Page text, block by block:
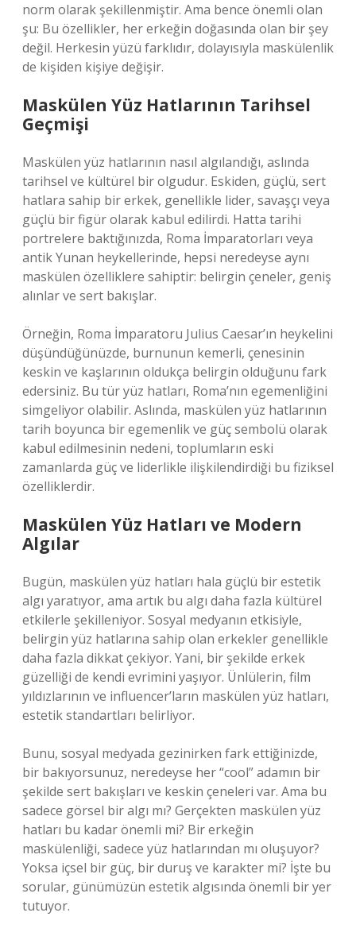
norm olarak şekillenmiştir. Ama bence önemli olan
şu: Bu özellikler, her erkeğin doğasında olan bir şey
değil. Herkesin yüzü farklıdır, dolayısıyla maskülenlik
de kişiden kişiye değişir.
Maskülen Yüz Hatlarının Tarihsel
Geçmişi
Maskülen yüz hatlarının nasıl algılandığı, aslında
tarihsel ve kültürel bir olgudur. Eskiden, güçlü, sert
hatlara sahip bir erkek, genellikle lider, savaşçı veya
güçlü bir figür olarak kabul edilirdi. Hatta tarihi
portrelere baktığınızda, Roma İmparatorları veya
antik Yunan heykellerinde, hepsi neredeyse aynı
maskülen özelliklere sahiptir: belirgin çeneler, geniş
alınlar ve sert bakışlar.
Örneğin, Roma İmparatoru Julius Caesar’ın heykelini
düşündüğünüzde, burnunun kemerli, çenesinin
keskin ve kaşlarının oldukça belirgin olduğunu fark
edersiniz. Bu tür yüz hatları, Roma’nın egemenliğini
simgeliyor olabilir. Aslında, maskülen yüz hatlarının
tarih boyunca bir egemenlik ve güç sembolü olarak
kabul edilmesinin nedeni, toplumların eski
zamanlarda güç ve liderlikle ilişkilendirdiği bu fiziksel
özelliklerdir.
Maskülen Yüz Hatları ve Modern
Algılar
Bugün, maskülen yüz hatları hala güçlü bir estetik
algı yaratıyor, ama artık bu algı daha fazla kültürel
etkilerle şekilleniyor. Sosyal medyanın etkisiyle,
belirgin yüz hatlarına sahip olan erkekler genellikle
daha fazla dikkat çekiyor. Yani, bir şekilde erkek
güzelliği de kendi evrimini yaşıyor. Ünlülerin, film
yıldızlarının ve influencer’ların maskülen yüz hatları,
estetik standartları belirliyor.
Bunu, sosyal medyada gezinirken fark ettiğinizde,
bir bakıyorsunuz, neredeyse her “cool” adamın bir
şekilde sert bakışları ve keskin çeneleri var. Ama bu
sadece görsel bir algı mı? Gerçekten maskülen yüz
hatları bu kadar önemli mi? Bir erkeğin
maskülenliği, sadece yüz hatlarından mı oluşuyor?
Yoksa içsel bir güç, bir duruş ve karakter mi? İşte bu
sorular, günümüzün estetik algısında önemli bir yer
tutuyor.